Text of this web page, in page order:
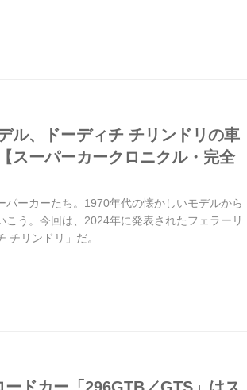
ル、ドーディチ チリンドリの車
スーパーカークロニクル・完全
ーカーたち。1970年代の懐かしいモデルから
う。今回は、2024年に発表されたフェラーリ
チリンドリ」だ。